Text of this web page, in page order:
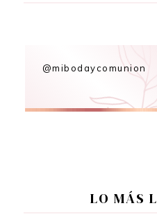
@mibodaycomunion
LO MÁS